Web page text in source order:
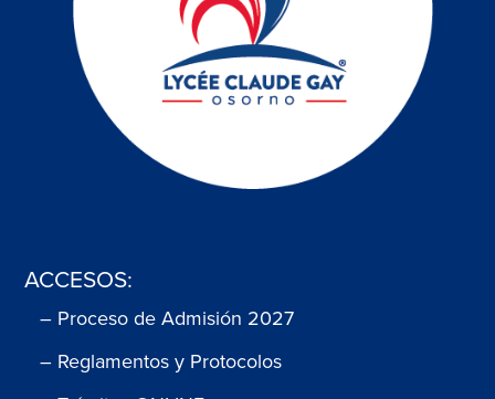
ACCESOS:
– Proceso de Admisión 2027
– Reglamentos y Protocolos